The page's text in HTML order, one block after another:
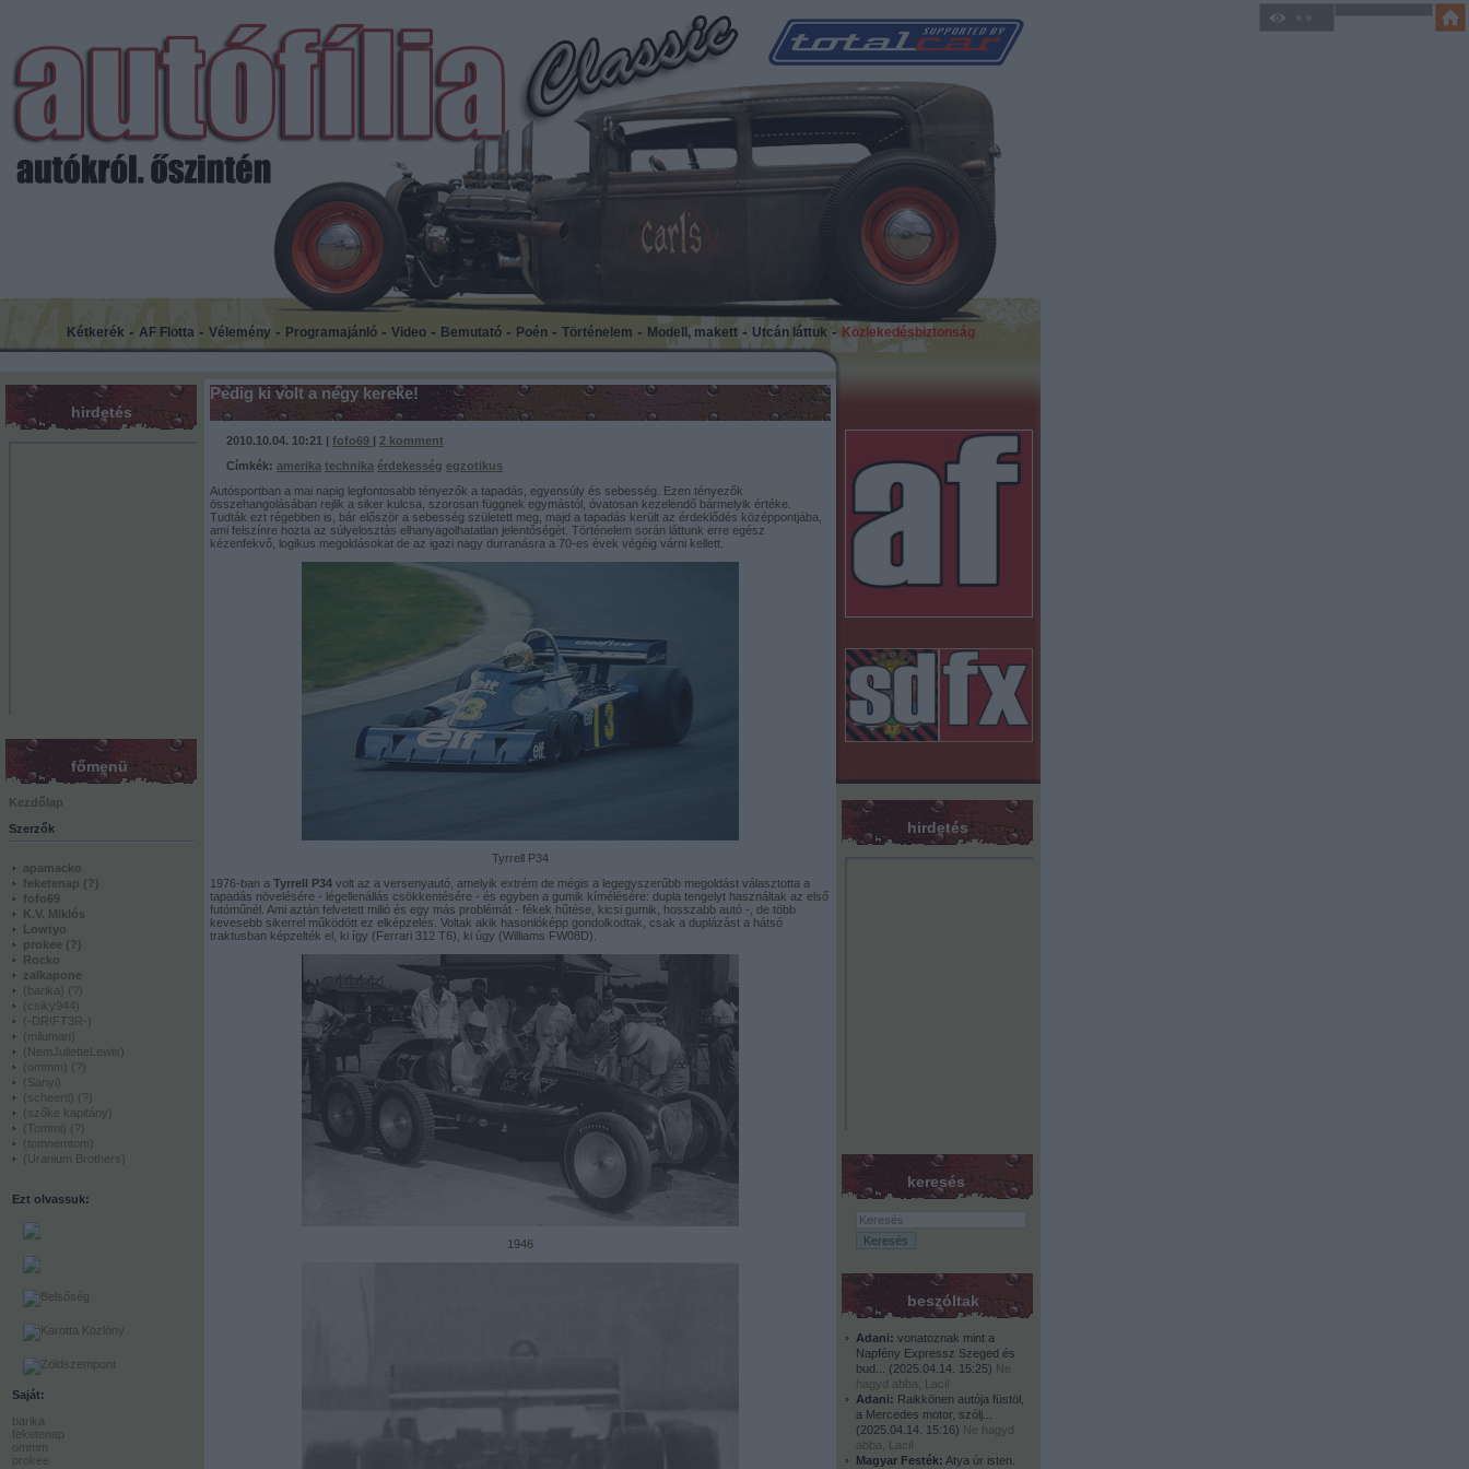
Kétkerék - AF Flotta - Vélemény- Programajánló- Video- Bemutató- Poén- Történelem - Modell, makett- Utcán láttuk - Közlekedésbiztonság
hirdetés
főmenü
Kezdőlap
Szerzők
apamacko
feketenap (?)
fofo69
K.V. Miklós
Lowtyo
prokee (?)
Rocko
zalkapone
(barika) (?)
(csiky944)
(-DR!FT3R-)
(miluman)
(NemJulietteLewis)
(ommm) (?)
(Sanyi)
(scheerti) (?)
(szőke kapitány)
(Tommi) (?)
(tomnemtom)
(Uranium Brothers)
Ezt olvassuk:
Saját:
barika
feketenap
ommm
prokee
hirdetés
keresés
beszóltak
Adani: vonatoznak mint a
Napfény Expressz Szeged és
bud... (2025.04.14. 15:25) Ne
hagyd abba, Laci!
Adani: Raikkönen autója füstöl,
a Mercedes motor, szólj...
(2025.04.14. 15:16) Ne hagyd
abba, Laci!
Magyar Festék: Atya úr isten.
Pedig ki volt a négy kereke!
2010.10.04. 10:21 | fofo69 | 2 komment
Címkék: amerika technika érdekesség egzotikus
Autósportban a mai napig legfontosabb tényezők a tapadás, egyensúly és sebesség. Ezen tényezők
összehangolásában rejlik a siker kulcsa, szorosan függnek egymástól, óvatosan kezelendő bármelyik értéke.
Tudták ezt régebben is, bár először a sebesség született meg, majd a tapadás került az érdeklődés középpontjába,
ami felszínre hozta az súlyelosztás elhanyagolhatatlan jelentőségét. Történelem során láttunk erre egész
kézenfekvő, logikus megoldásokat de az igazi nagy durranásra a 70-es évek végéig várni kellett.
Tyrrell P34
1976-ban a Tyrrell P34 volt az a versenyautó, amelyik extrém de mégis a legegyszerűbb megoldást választotta a
tapadás növelésére - légellenállás csökkentésére - és egyben a gumik kímélésére: dupla tengelyt használtak az első
futóműnél. Ami aztán felvetett milió és egy más problémát - fékek hűtése, kicsi gumik, hosszabb autó -, de több
kevesebb sikerrel működött ez elképzelés. Voltak akik hasonlóképp gondolkodtak, csak a duplázást a hátsó
traktusban képzelték el, ki így (Ferrari 312 T6), ki úgy (Williams FW08D).
1946